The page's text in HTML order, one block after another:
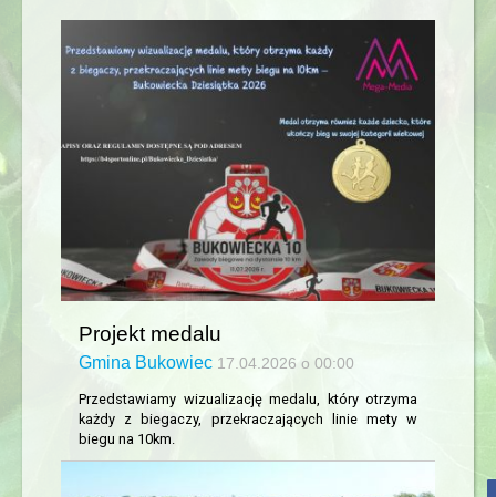
Projekt medalu
Gmina Bukowiec 17.04.2026 o 00:00
Przedstawiamy wizualizację medalu, który otrzyma
każdy z biegaczy, przekraczających linie mety w
biegu na 10km.